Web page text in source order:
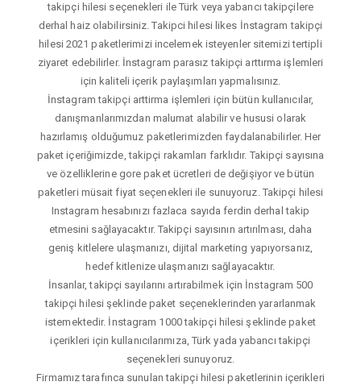
takipçi hilesi seçenekleri ile Türk veya yabancı takipçilere
derhal haiz olabilirsiniz. Takipci hilesi likes İnstagram takipçi
hilesi 2021 paketlerimizi incelemek isteyenler sitemizi tertipli
ziyaret edebilirler. İnstagram parasız takipçi arttırma işlemleri
için kaliteli içerik paylaşımları yapmalısınız.
İnstagram takipçi arttirma işlemleri için bütün kullanıcılar,
danışmanlarımızdan malumat alabilir ve hususi olarak
hazırlamış olduğumuz paketlerimizden faydalanabilirler. Her
paket içeriğimizde, takipçi rakamları farklıdır. Takipçi sayısına
ve özelliklerine gore paket ücretleri de değişiyor ve bütün
paketleri müsait fiyat seçenekleri ile sunuyoruz. Takipçi hilesi
Instagram hesabınızı fazlaca sayıda ferdin derhal takip
etmesini sağlayacaktır. Takipçi sayısının artırılması, daha
geniş kitlelere ulaşmanızı, dijital marketing yapıyorsanız,
hedef kitlenize ulaşmanızı sağlayacaktır.
İnsanlar, takipçi sayılarını artırabilmek için İnstagram 500
takipçi hilesi şeklinde paket seçeneklerinden yararlanmak
istemektedir. İnstagram 1000 takipçi hilesi şeklinde paket
içerikleri için kullanıcılarımıza, Türk yada yabancı takipçi
seçenekleri sunuyoruz.
Firmamız tarafınca sunulan takipçi hilesi paketlerinin içerikleri